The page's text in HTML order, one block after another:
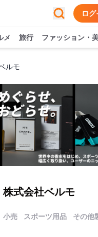
ロ
メ 旅行 ファッション・
ルモ
株式会社ベルモ
小売 スポーツ用品 その他